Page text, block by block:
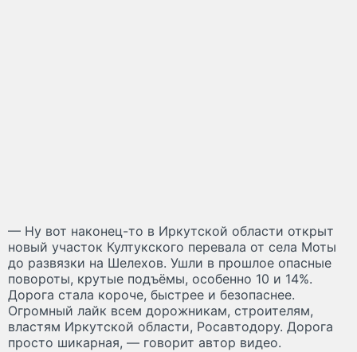
— Ну вот наконец-то в Иркутской области открыт
новый участок Култукского перевала от села Моты
до развязки на Шелехов. Ушли в прошлое опасные
повороты, крутые подъёмы, особенно 10 и 14%.
Дорога стала короче, быстрее и безопаснее.
Огромный лайк всем дорожникам, строителям,
властям Иркутской области, Росавтодору. Дорога
просто шикарная, — говорит автор видео.